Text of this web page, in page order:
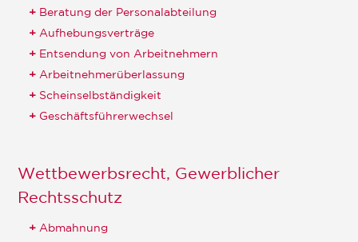
Beratung der Personalabteilung
Aufhebungsverträge
Entsendung von Arbeitnehmern
Arbeitnehmerüberlassung
Scheinselbständigkeit
Geschäftsführerwechsel
Wettbewerbsrecht, Gewerblicher
Rechtsschutz
Abmahnung